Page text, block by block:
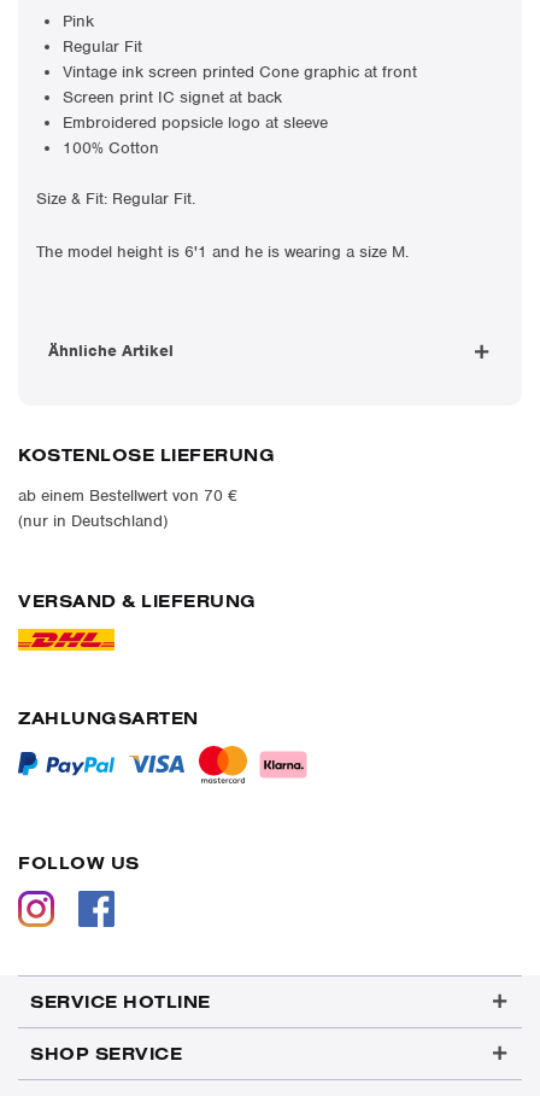
Pink
Regular Fit
Vintage ink screen printed Cone graphic at front
Screen print IC signet at back
Embroidered popsicle logo at sleeve
100% Cotton
Size & Fit: Regular Fit.
The model height is 6'1 and he is wearing a size M.
Ähnliche Artikel
KOSTENLOSE LIEFERUNG
ab einem Bestellwert von 70 €
(nur in Deutschland)
VERSAND & LIEFERUNG
ZAHLUNGSARTEN
FOLLOW US
SERVICE HOTLINE
SHOP SERVICE